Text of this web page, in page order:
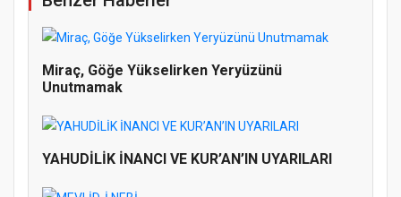
Miraç, Göğe Yükselirken Yeryüzünü
Unutmamak
YAHUDİLİK İNANCI VE KUR’AN’IN UYARILARI